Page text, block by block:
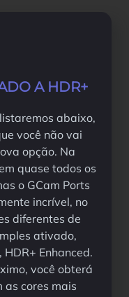
A HDR+
abaixo,
você não vai
opção. Na
quase todos os
o GCam Ports
incrível, no
diferentes de
ativado,
Enhanced.
você obterá
as cores mais